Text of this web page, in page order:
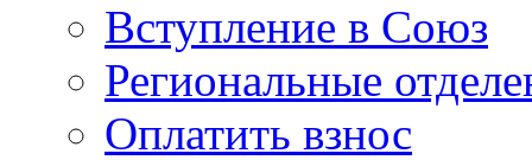
Вступление в Союз
Региональные
Оплатить взнос